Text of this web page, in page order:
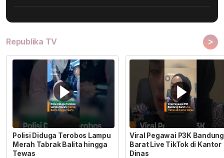
Republika TV >
Polisi Diduga Terobos Lampu
Merah Tabrak Balita hingga
Tewas
Viral Pegawai P3K Bandung
Barat Live TikTok di Kantor
Dinas